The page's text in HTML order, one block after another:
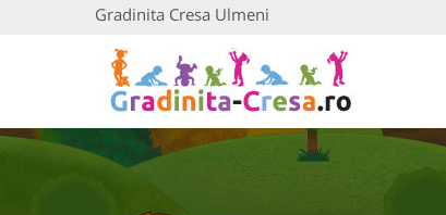
Gradinita Cresa Ulmeni